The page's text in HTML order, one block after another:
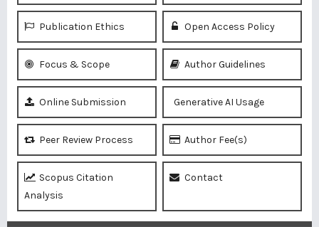
Publication Ethics Open Access Policy
Focus & Scope Author Guidelines
Online Submission Generative AI Usage
Peer Review Process Author Fee(s)
Scopus Citation
Analysis
Contact